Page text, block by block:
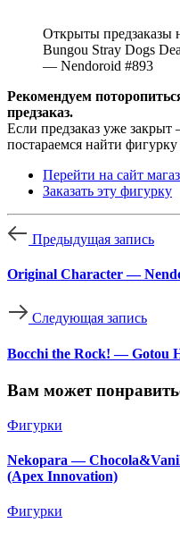
Открыты предзаказы
Bungou Stray Dogs
— Nendoroid #893
Рекомендуем
предзаказ.
Если предзаказ уже
постараемся найти
Перейти на сайт
Заказать эту фигурку
Предыдущая запись
Original Character —
Следующая запись
Bocchi the Rock! — Gotou
Вам может
Фигурки
Nekopara —
(Apex Innovation)
Фигурки